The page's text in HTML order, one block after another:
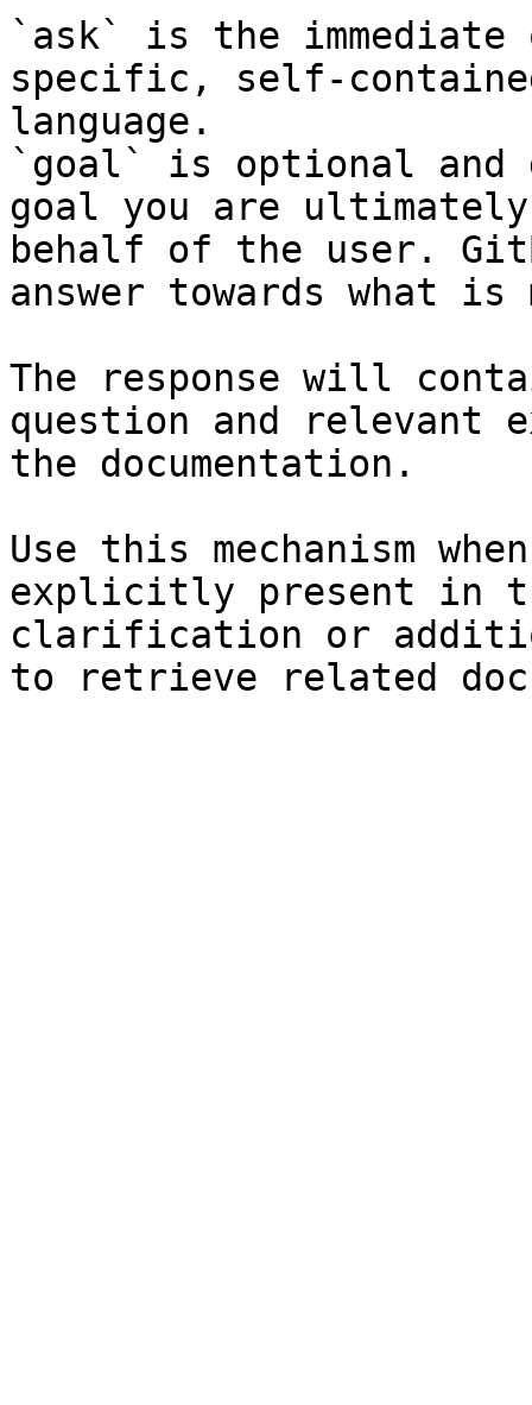
`ask` is the
specific, self-
language.
`goal` is optional and
goal you are
behalf of the user.
answer towards what
The response will
question and relevant
the documentation.
Use this mechanism
explicitly present in
clarification or